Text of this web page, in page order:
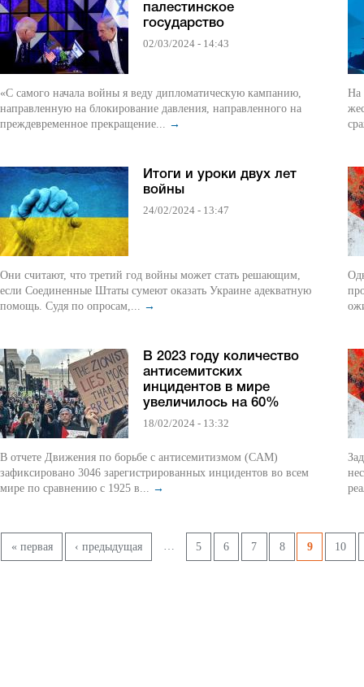
палестинское
государство
02/03/2024 - 14:43
«С самого начала войны я веду дипломатическую кампанию,
направленную на блокирование давления, направленного на
преждевременное прекращение... →
Итоги и уроки двух лет
войны
24/02/2024 - 13:47
Они считают, что третий год войны может стать решающим,
если Соединенные Штаты сумеют оказать Украине адекватную
помощь. Судя по опросам,... →
В 2023 году количество
антисемитских
инцидентов в мире
увеличилось на 60%
18/02/2024 - 13:32
В отчете Движения по борьбе с антисемитизмом (CAM)
зафиксировано 3046 зарегистрированных инцидентов во всем
мире по сравнению с 1925 в... →
На
Страницы
« первая ‹ предыдущая 5 6 7 8 9 10